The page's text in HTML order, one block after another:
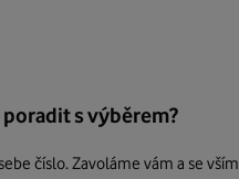
s výběrem?
číslo. Zavoláme vám a se vším